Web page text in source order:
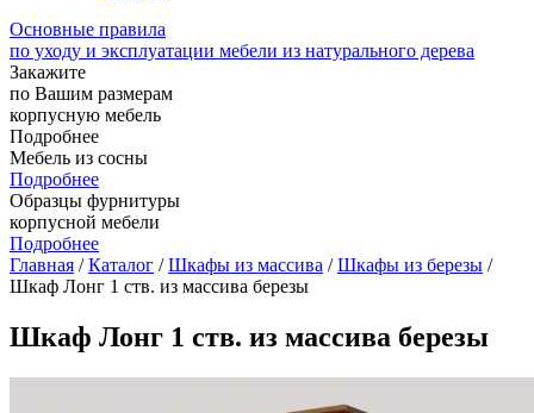
Основные правила
по уходу и эксплуатации мебели из натурального дерева
Закажите
по Вашим размерам
корпусную мебель
Подробнее
Мебель из сосны
Подробнее
Образцы фурнитуры
корпусной мебели
Подробнее
Главная /Каталог /Шкафы из массива /Шкафы из березы /
Шкаф Лонг 1 ств. из массива березы
Шкаф Лонг 1 ств. из массива березы